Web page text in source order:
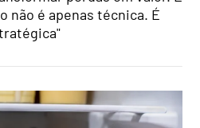
não é apenas técnica. É